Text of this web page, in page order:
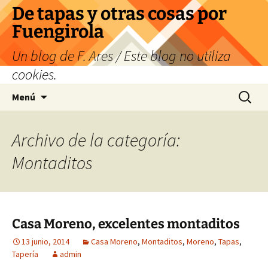
Saltar
al
contenido
De tapas y otras cosas por
Fuengirola
Un blog de F. Ares / Este blog no utiliza
cookies.
Menú Buscar:
Archivo de la categoría:
Montaditos
Casa Moreno, excelentes montaditos
13 junio, 2014 Casa Moreno, Montaditos, Moreno, Tapas,
Tapería
admin